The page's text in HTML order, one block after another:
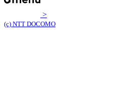
>
(c) NTT DOCOMO